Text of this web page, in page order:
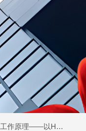
以HX-CL1020型为例